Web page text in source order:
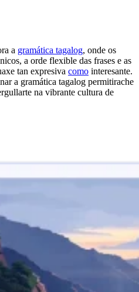
a gramática tagalog, onde os
a orde flexible das frases e as
tan expresiva como interesante.
a gramática tagalog permitirache
na vibrante cultura de